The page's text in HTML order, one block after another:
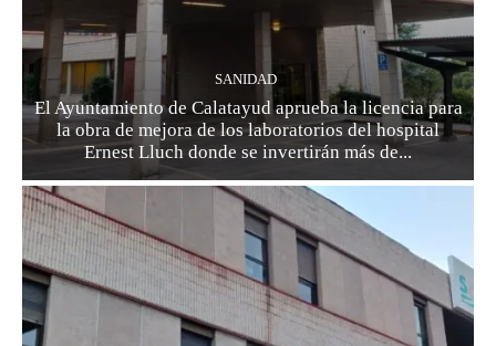
SANIDAD
El Ayuntamiento de Calatayud aprueba la licencia para
la obra de mejora de los laboratorios del hospital
Ernest Lluch donde se invertirán más de...